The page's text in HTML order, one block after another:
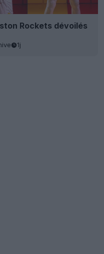
Rockets dévoilés
1j